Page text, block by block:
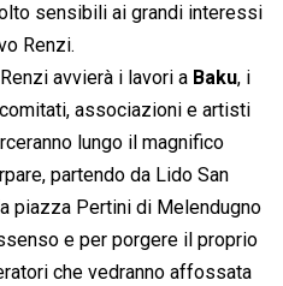
sensibili ai grandi interessi
Renzi.
avvierà i lavori a Baku, i
associazioni e artisti
lungo il magnifico
partendo da Lido San
piazza Pertini di Melendugno
e per porgere il proprio
che vedranno affossata